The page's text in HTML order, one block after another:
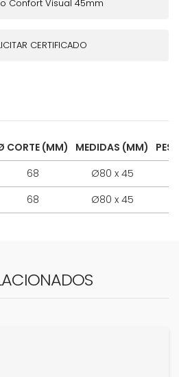
Confort Visual 45mm
CERTIFICADO
CORTE (MM) MEDIDAS (MM)
68 Ø80 x 45
68 Ø80 x 45